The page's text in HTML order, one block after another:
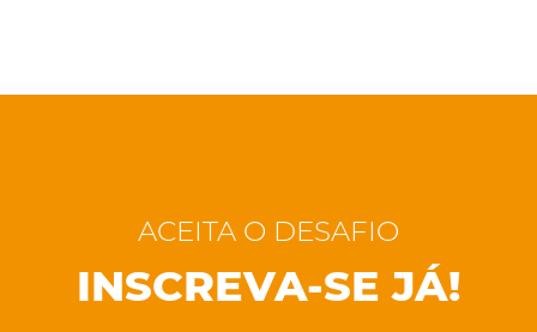
ACEITA O DESAFIO
INSCREVA-SE JÁ!